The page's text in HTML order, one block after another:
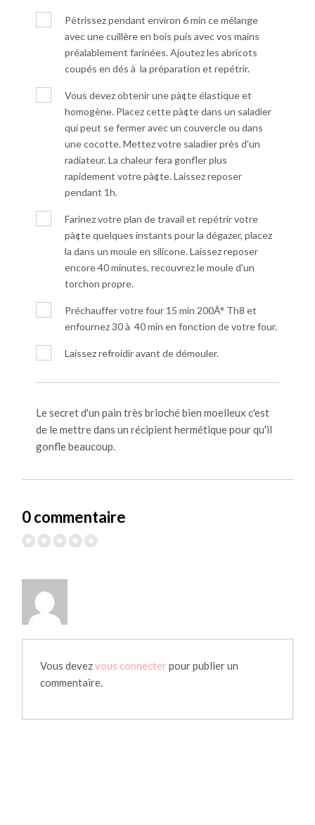
Pétrissez pendant environ 6 min ce mélange
avec une cuillère en bois puis avec vos mains
préalablement farinées. Ajoutez les abricots
coupés en dés à la préparation et repétrir.
Vous devez obtenir une pà¢te élastique et
homogène. Placez cette pà¢te dans un saladier
qui peut se fermer avec un couvercle ou dans
une cocotte. Mettez votre saladier près d'un
radiateur. La chaleur fera gonfler plus
rapidement votre pà¢te. Laissez reposer
pendant 1h.
Farinez votre plan de travail et repétrir votre
pà¢te quelques instants pour la dégazer, placez
la dans un moule en silicone. Laissez reposer
encore 40 minutes, recouvrez le moule d'un
torchon propre.
Préchauffer votre four 15 min 200Â° Th8 et
enfournez 30 à 40 min en fonction de votre four.
Laissez refroidir avant de démouler.
Le secret d'un pain très brioché bien moelleux c'est
de le mettre dans un récipient hermétique pour qu'il
gonfle beaucoup.
0 commentaire
Vous devezvous connecter pour publier un
commentaire.